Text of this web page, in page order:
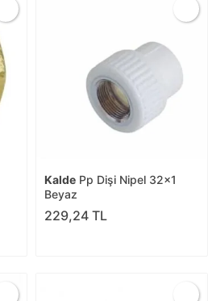
Kalde Pp Dişi Nipel 32x1
Beyaz
229,24 TL